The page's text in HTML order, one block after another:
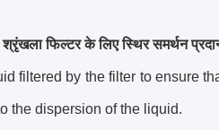
फिल्टर के लिए स्थिर समर्थन
filtered by the filter to ensure
the dispersion of the liquid.